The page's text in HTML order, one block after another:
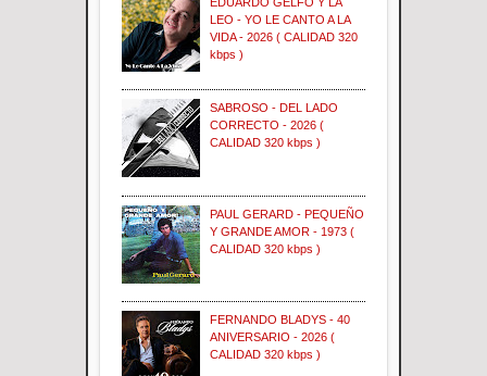
LEO - YO LE CANTO A LA
VIDA - 2026 ( CALIDAD 320
kbps )
SABROSO - DEL LADO
CORRECTO - 2026 (
CALIDAD 320 kbps )
PAUL GERARD - PEQUEÑO
Y GRANDE AMOR - 1973 (
CALIDAD 320 kbps )
FERNANDO BLADYS - 40
ANIVERSARIO - 2026 (
CALIDAD 320 kbps )